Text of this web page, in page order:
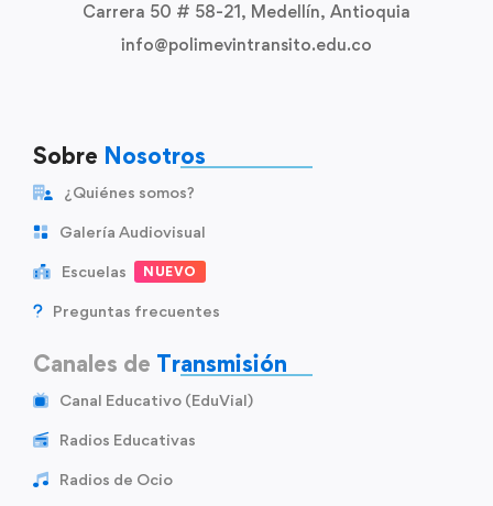
Carrera 50 # 58-21, Medellín, Antioquia
info@polimevintransito.edu.co
Sobre Nosotros
¿Quiénes somos?
Galería Audiovisual
Escuelas NUEVO
Preguntas frecuentes
Canales de Transmisión
Canal Educativo (EduVial)
Radios Educativas
Radios de Ocio